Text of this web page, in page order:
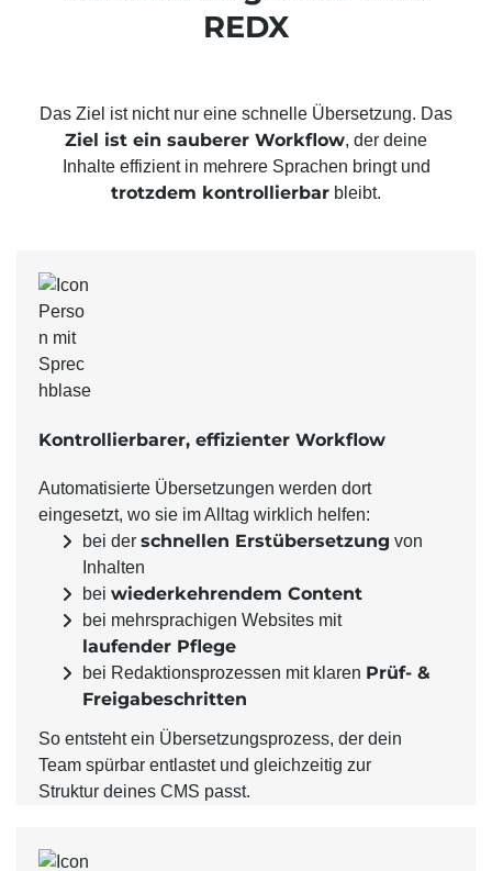
REDX
Das Ziel ist nicht nur eine schnelle Übersetzung. Das
Ziel ist ein sauberer Workflow, der deine
Inhalte effizient in mehrere Sprachen bringt und
trotzdem kontrollierbar bleibt.
Kontrollierbarer, effizienter Workflow
Automatisierte Übersetzungen werden dort
eingesetzt, wo sie im Alltag wirklich helfen:
bei der schnellen Erstübersetzung von
Inhalten
bei wiederkehrendem Content
bei mehrsprachigen Websites mit
laufender Pflege
bei Redaktionsprozessen mit klaren Prüf- &
Freigabeschritten
So entsteht ein Übersetzungsprozess, der dein
Team spürbar entlastet und gleichzeitig zur
Struktur deines CMS passt.